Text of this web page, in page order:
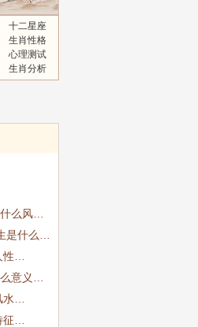
十二星座
生肖性格
心理测试
生肖分析
么风…
是什么…
…
意义…
…
…